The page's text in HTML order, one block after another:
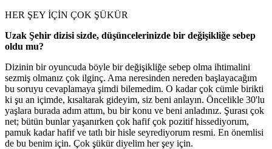
HER ŞEY İÇİN ÇOK ŞÜKÜR
Uzak Şehir dizisi sizde, düşüncelerinizde bir değişikliğe sebep
oldu mu?
Dizinin bir oyuncuda böyle bir değişikliğe sebep olma ihtimalini
sezmiş olmanız çok ilginç. Ama neresinden nereden başlayacağım
bu soruyu cevaplamaya şimdi bilemedim. O kadar çok cümle birikti
ki şu an içimde, kısaltarak gideyim, siz beni anlayın. Öncelikle 30'lu
yaşlara burada adım attım, bu bir konu ve beni anladınız. Şurası çok
net; bütün bunlar yaşanırken çok hafif çok pozitif hissediyorum,
pamuk kadar hafif ve tatlı bir hisle seyrediyorum resmi. En önemlisi
de bu benim için. Çok şükür diyelim her şey için.